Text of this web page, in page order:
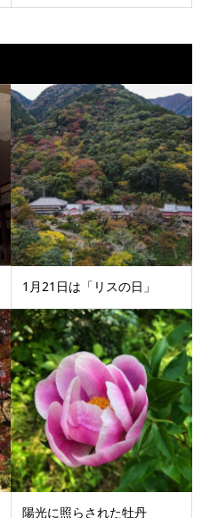
1月21日は「リスの日」
陽光に照らされた牡丹